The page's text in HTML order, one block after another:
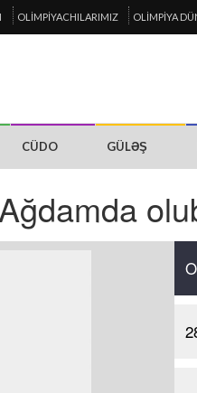
OLIMPIYACHILARIMIZ OLIMPIYA
CÜDO GÜLƏŞ